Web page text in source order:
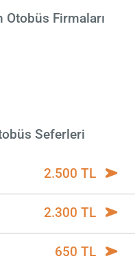
Otobüs Firmaları
Seferleri
2.500 TL
2.300 TL
650 TL